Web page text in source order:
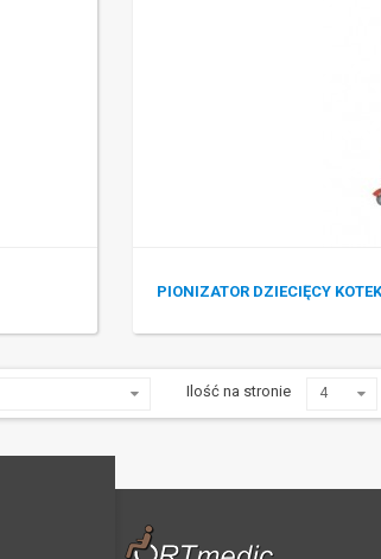
PIONIZATOR DZIECIĘCY KOTEK
Ilość na stronie 4